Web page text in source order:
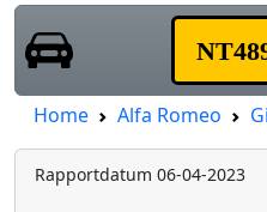
Home Alfa Romeo
Rapportdatum 06-04-2023